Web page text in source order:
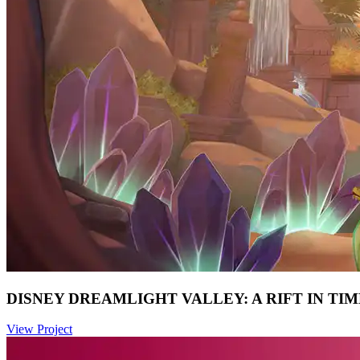
DISNEY DREAMLIGHT VALLEY: A RIFT IN
View Project